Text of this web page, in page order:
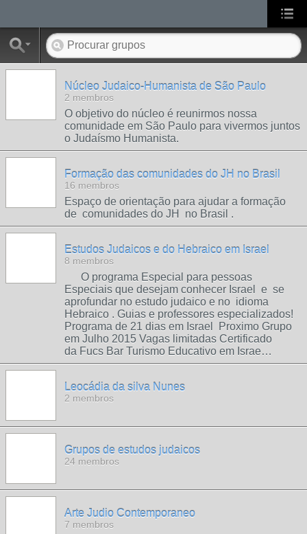
Núcleo Judaico-Humanista de São Paulo
2 membros
O objetivo do núcleo é reunirmos nossa
comunidade em São Paulo para vivermos juntos
o Judaísmo Humanista.
Formação das comunidades do JH no Brasil
16 membros
Espaço de orientação para ajudar a formação
de comunidades do JH no Brasil .
Estudos Judaicos e do Hebraico em Israel
8 membros
O programa Especial para pessoas
Especiais que desejam conhecer Israel e se
aprofundar no estudo judaico e no idioma
Hebraico . Guias e professores especializados!
Programa de 21 dias em Israel Proximo Grupo
em Julho 2015 Vagas limitadas Certificado
da Fucs Bar Turismo Educativo em Israe…
Leocádia da silva Nunes
2 membros
Grupos de estudos judaicos
24 membros
Arte Judio Contemporaneo
7 membros